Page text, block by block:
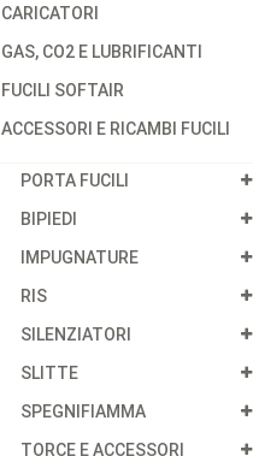
CARICATORI
GAS, CO2 E LUBRIFICANTI
FUCILI SOFTAIR
ACCESSORI E RICAMBI FUCILI
PORTA FUCILI
BIPIEDI
IMPUGNATURE
RIS
SILENZIATORI
SLITTE
SPEGNIFIAMMA
TORCE E ACCESSORI